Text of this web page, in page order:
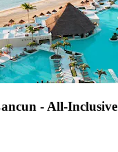
- All-Inclusive